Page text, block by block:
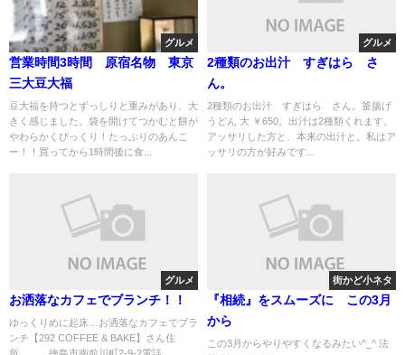
グルメ
営業時間3時間 原宿名物 東京
三大豆大福
豆大福を持つとずっしりと重みがあり、大
きく感じました。袋を開けてつかむと餅が
やわらかくびっくり！たっぷりのあんこ
ー！！買ってから1時間後に食...
グルメ
2種類のお出汁 すぎはら さ
ん。
2種類のお出汁 すぎはら さん。釜揚げ
うどん 大 ￥650。出汁は2種類くれます。
アッサリした方と、本来の出汁と。私はア
ッサリの方が好みです...
グルメ
お洒落なカフェでブランチ！！
ゆっくりめに起床…お洒落なカフェでブラ
ンチ【292 COFFEE & BAKE】さん住
街かど小ネタ
『相続』をスムーズに この3月
から
この3月からやりやすくなるみたい^_^ 法